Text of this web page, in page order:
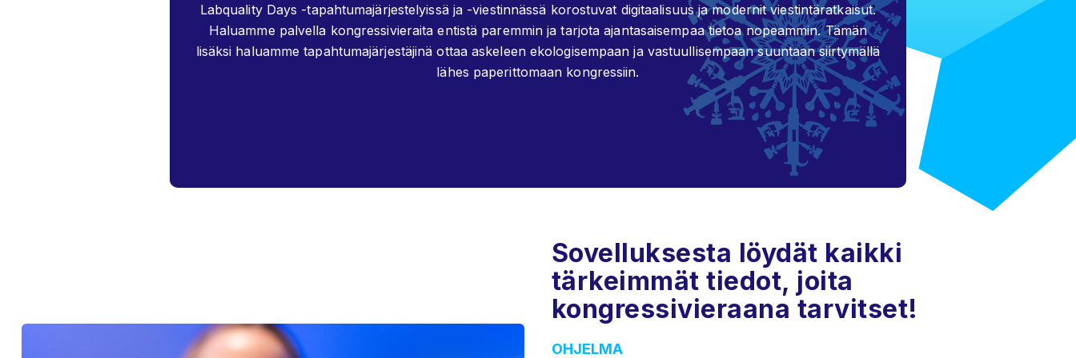
Labquality Days -tapahtumajärjestelyissä ja -viestinnässä korostuvat digitaalisuus ja modernit viestintäratkaisut.
Haluamme palvella kongressivieraita entistä paremmin ja tarjota ajantasaisempaa tietoa nopeammin. Tämän
lisäksi haluamme tapahtumajärjestäjinä ottaa askeleen ekologisempaan ja vastuullisempaan suuntaan siirtymällä
lähes paperittomaan kongressiin.
Sovelluksesta löydät kaikki
tärkeimmät tiedot, joita
kongressivieraana tarvitset!
OHJELMA